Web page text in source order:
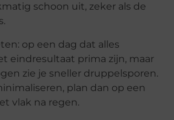
schoon uit, zeker als de
op een dag dat alles
eindresultaat prima zijn, maar
zie je sneller druppelsporen.
plan dan op een
vlak na regen.